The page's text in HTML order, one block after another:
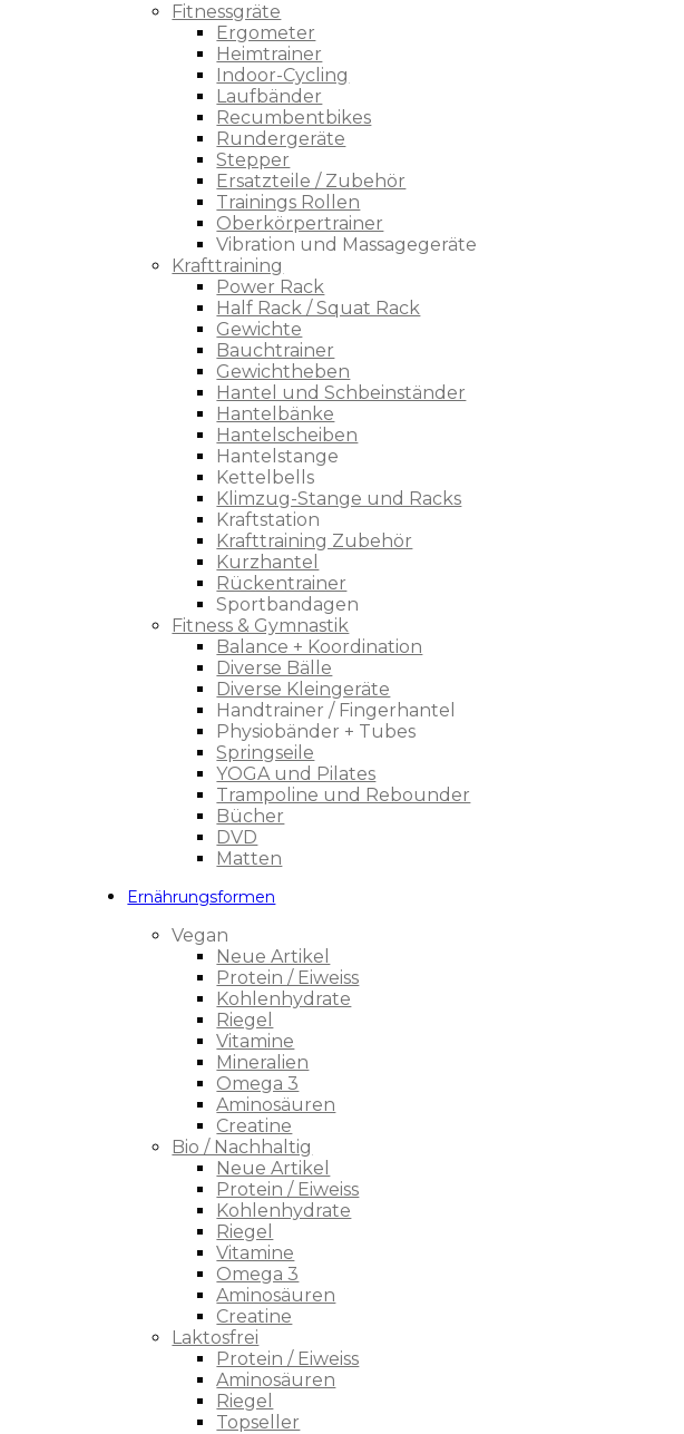
Fitnessgräte
Ergometer
Heimtrainer
Indoor-Cycling
Laufbänder
Recumbentbikes
Rundergeräte
Stepper
Ersatzteile / Zubehör
Trainings Rollen
Oberkörpertrainer
Vibration und Massagegeräte
Krafttraining
Power Rack
Half Rack / Squat Rack
Gewichte
Bauchtrainer
Gewichtheben
Hantel und Schbeinständer
Hantelbänke
Hantelscheiben
Hantelstange
Kettelbells
Klimzug-Stange und Racks
Kraftstation
Krafttraining Zubehör
Kurzhantel
Rückentrainer
Sportbandagen
Fitness & Gymnastik
Balance + Koordination
Diverse Bälle
Diverse Kleingeräte
Handtrainer / Fingerhantel
Physiobänder + Tubes
Springseile
YOGA und Pilates
Trampoline und Rebounder
Bücher
DVD
Matten
Ernährungsformen
Vegan
Neue Artikel
Protein / Eiweiss
Kohlenhydrate
Riegel
Vitamine
Mineralien
Omega 3
Aminosäuren
Creatine
Bio / Nachhaltig
Neue Artikel
Protein / Eiweiss
Kohlenhydrate
Riegel
Vitamine
Omega 3
Aminosäuren
Creatine
Laktosfrei
Protein / Eiweiss
Aminosäuren
Riegel
Topseller